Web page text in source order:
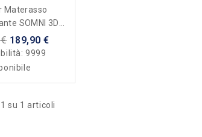
Materasso
SOMNI 3D
189,90 €
9999
su 1 articoli